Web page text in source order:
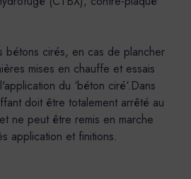
bétons cirés, en cas de plancher
mises en chauffe et essais
du ‘béton ciré‘.Dans
doit être totalement arrêté au
ne peut être remis en marche
application et finitions.